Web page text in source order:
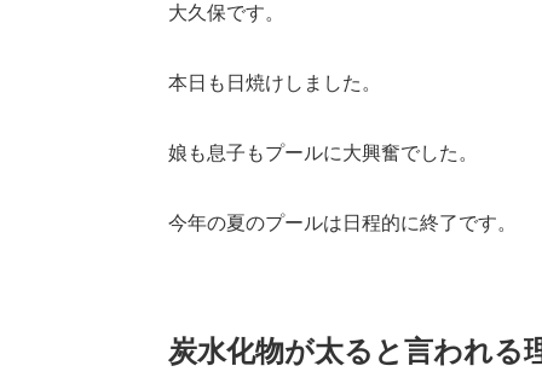
大久保です。
本日も日焼けしました。
娘も息子もプールに大興奮でした。
今年の夏のプールは日程的に終了です。
炭水化物が太ると言われる